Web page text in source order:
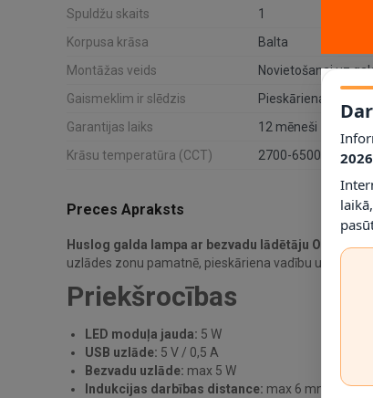
Spuldžu skaits 1
Korpusa krāsa
Balta
Montāžas veids
Novietošanai uz
Gaismeklim ir slēdzis
Pieskāriena vadības
Garantijas laiks
12 mēneši
Krāsu temperatūra (CCT)
2700-6500 K
Preces Apraksts
Huslog galda lampa ar bezvadu lādētāju OW-
uzlādes zonu pamatnē, pieskāriena vadību un
Priekšrocības
LED moduļa jauda: 5 W
USB uzlāde: 5 V / 0,5 A
Bezvadu uzlāde: max 5 W
Indukcijas darbības distance: max 6 mm